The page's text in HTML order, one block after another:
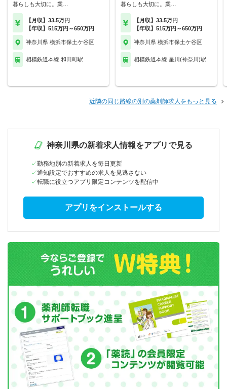
暮らしも大切に。業…
【月収】33.5万円
【年収】515万円～650万円
神奈川県 横浜市保土ケ谷区
相模鉄道本線 和田町駅
暮らしも大切に。業…
【月収】33.5万円
【年収】515万円～650万円
神奈川県 横浜市保土ケ谷区
相模鉄道本線 星川(神奈川)駅
近隣の同じ路線の別の薬剤師求人をもっと見る
神奈川県の新着求人情報をアプリで見る
勤務地別の新着求人を毎日更新
通知設定でおすすめの求人を見逃さない
転職に役立つアプリ限定コンテンツを配信中
アプリをインストールする